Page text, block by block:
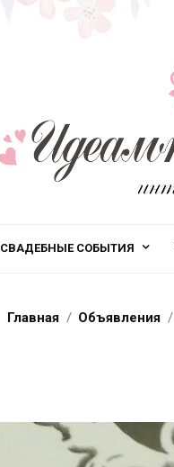
СВАДЕБНЫЕ СОБЫТИЯ
Главная Объявления